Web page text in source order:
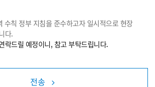
수칙 정부 지침을 준수하고자 일시적으로 현장
다.
락드릴 예정이니, 참고 부탁드립니다.
전송